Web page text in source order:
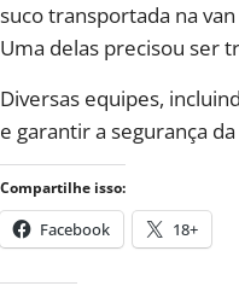
suco transportada na
Uma delas precisou ser
Diversas equipes,
e garantir a segurança
Compartilhe isso:
Facebook 18+